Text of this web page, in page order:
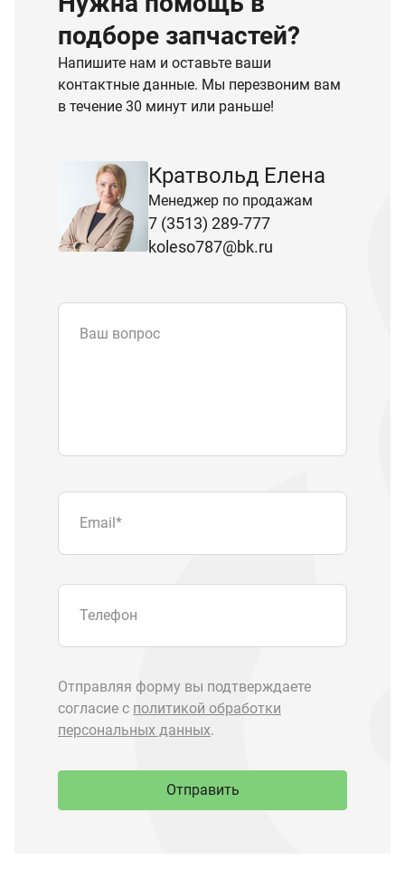
подборе запчастей?
Напишите нам и оставьте ваши
контактные данные. Мы перезвоним вам
в течение 30 минут или раньше!
Кратвольд Елена
Менеджер по продажам
7 (3513) 289-777
koleso787@bk.ru
Ваш вопрос
Запчасти Урал
Запчасти Камаз
Спецпредложения